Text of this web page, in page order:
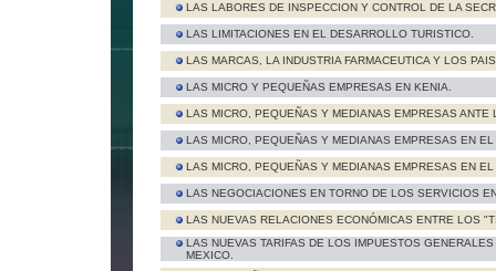
LAS LABORES DE INSPECCION Y CONTROL DE LA
LAS LIMITACIONES EN EL DESARROLLO TURISTICO.
LAS MARCAS, LA INDUSTRIA FARMACEUTICA Y LOS
LAS MICRO Y PEQUEÑAS EMPRESAS EN KENIA.
LAS MICRO, PEQUEÑAS Y MEDIANAS EMPRESAS
LAS MICRO, PEQUEÑAS Y MEDIANAS EMPRESAS EN EL
LAS MICRO, PEQUEÑAS Y MEDIANAS EMPRESAS EN
LAS NEGOCIACIONES EN TORNO DE LOS SERVICIOS
LAS NUEVAS RELACIONES ECONÓMICAS ENTRE LOS
LAS NUEVAS TARIFAS DE LOS IMPUESTOS
MEXICO.